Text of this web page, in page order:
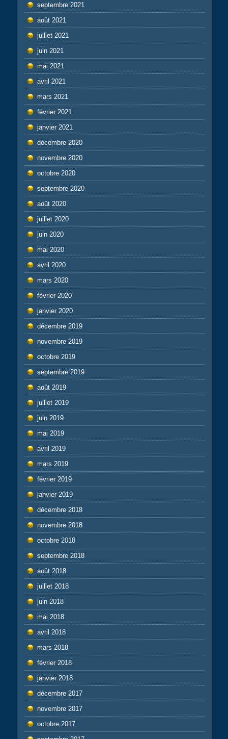
septembre 2021
août 2021
juillet 2021
juin 2021
mai 2021
avril 2021
mars 2021
février 2021
janvier 2021
décembre 2020
novembre 2020
octobre 2020
septembre 2020
août 2020
juillet 2020
juin 2020
mai 2020
avril 2020
mars 2020
février 2020
janvier 2020
décembre 2019
novembre 2019
octobre 2019
septembre 2019
août 2019
juillet 2019
juin 2019
mai 2019
avril 2019
mars 2019
février 2019
janvier 2019
décembre 2018
novembre 2018
octobre 2018
septembre 2018
août 2018
juillet 2018
juin 2018
mai 2018
avril 2018
mars 2018
février 2018
janvier 2018
décembre 2017
novembre 2017
octobre 2017